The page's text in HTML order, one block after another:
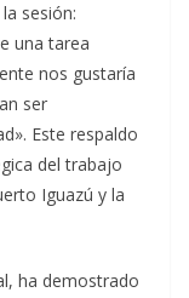
sesión:
una tarea
nos gustaría
ser
Este respaldo
del trabajo
Iguazú y la
ha demostrado